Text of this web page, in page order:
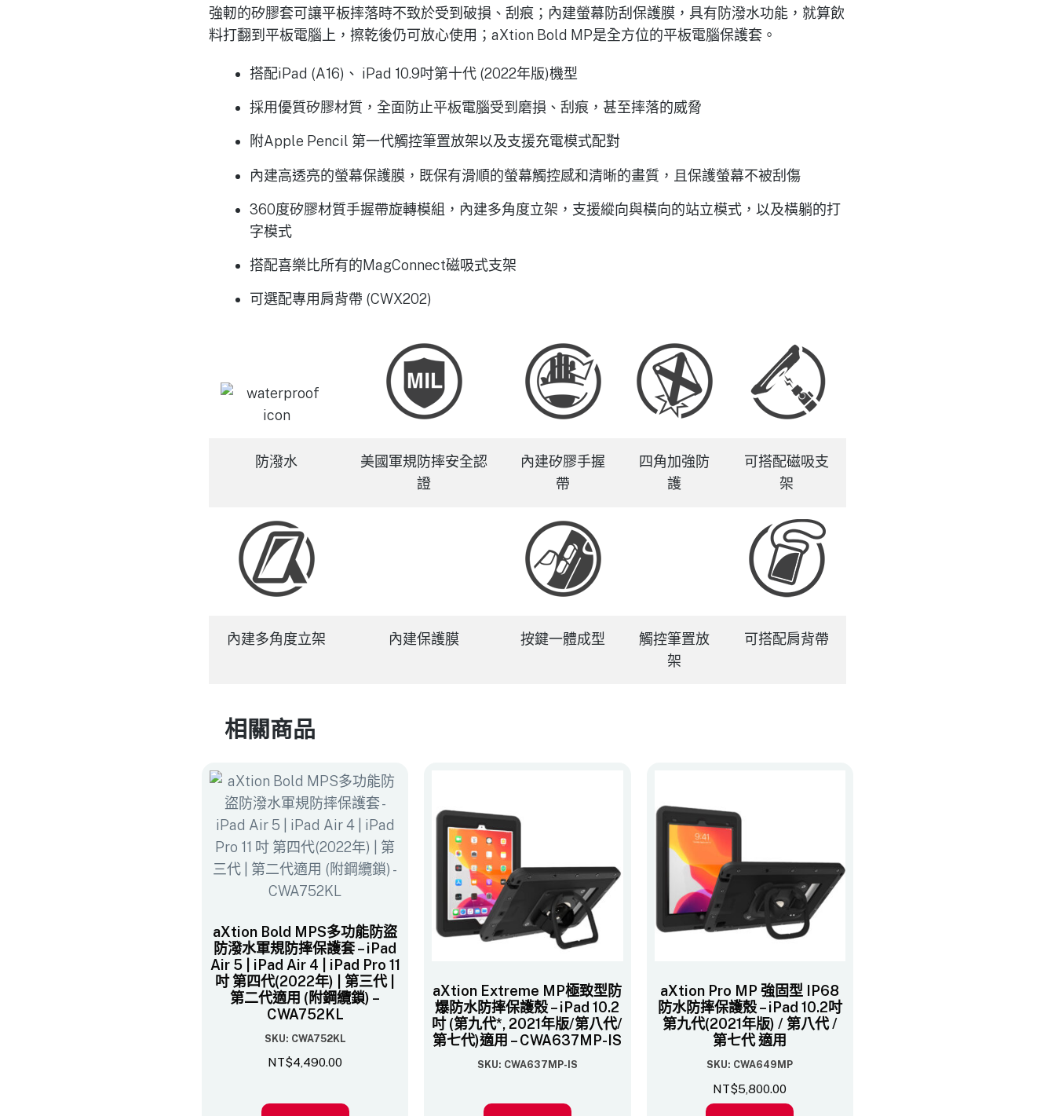
強軔的矽膠套可讓平板摔落時不致於受到破損、刮痕；內建螢幕防刮保護膜，具有防潑水功能，就算飲
料打翻到平板電腦上，擦乾後仍可放心使用；aXtion Bold MP是全方位的平板電腦保護套。
搭配iPad (A16)、 iPad 10.9吋第十代 (2022年版)機型
採用優質矽膠材質，全面防止平板電腦受到磨損、刮痕，甚至摔落的威脅
附Apple Pencil 第一代觸控筆置放架以及支援充電模式配對
內建高透亮的螢幕保護膜，既保有滑順的螢幕觸控感和清晰的畫質，且保護螢幕不被刮傷
360度矽膠材質手握帶旋轉模組，內建多角度立架，支援縱向與橫向的站立模式，以及橫躺的打
字模式
搭配喜樂比所有的MagConnect磁吸式支架
可選配專用肩背帶 (CWX202)
防潑水
美國軍規防摔安全認
證
內建矽膠手握
帶
四角加強防
護
可搭配磁吸支
架
內建多角度立架 內建保護膜 按鍵一體成型
觸控筆置放
架
可搭配肩背帶
相關商品
aXtion Bold MPS多功能防盜
防潑水軍規防摔保護套 – iPad
Air 5 | iPad Air 4 | iPad Pro 11
吋 第四代(2022年) | 第三代 |
第二代適用 (附鋼纜鎖) –
CWA752KL
SKU: CWA752KL
NT$4,490.00
aXtion Extreme MP極致型防
爆防水防摔保護殼 – iPad 10.2
吋 (第九代*, 2021年版/第八代/
第七代)​適用 – CWA637MP-IS
SKU: CWA637MP-IS
aXtion Pro MP 強固型 IP68
防水防摔保護殼 – iPad 10.2吋
第九代(2021年版) / 第八代 /
第七代​ 適用
SKU: CWA649MP
NT$5,800.00